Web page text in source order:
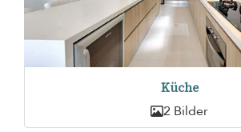
Küche
2 Bilder